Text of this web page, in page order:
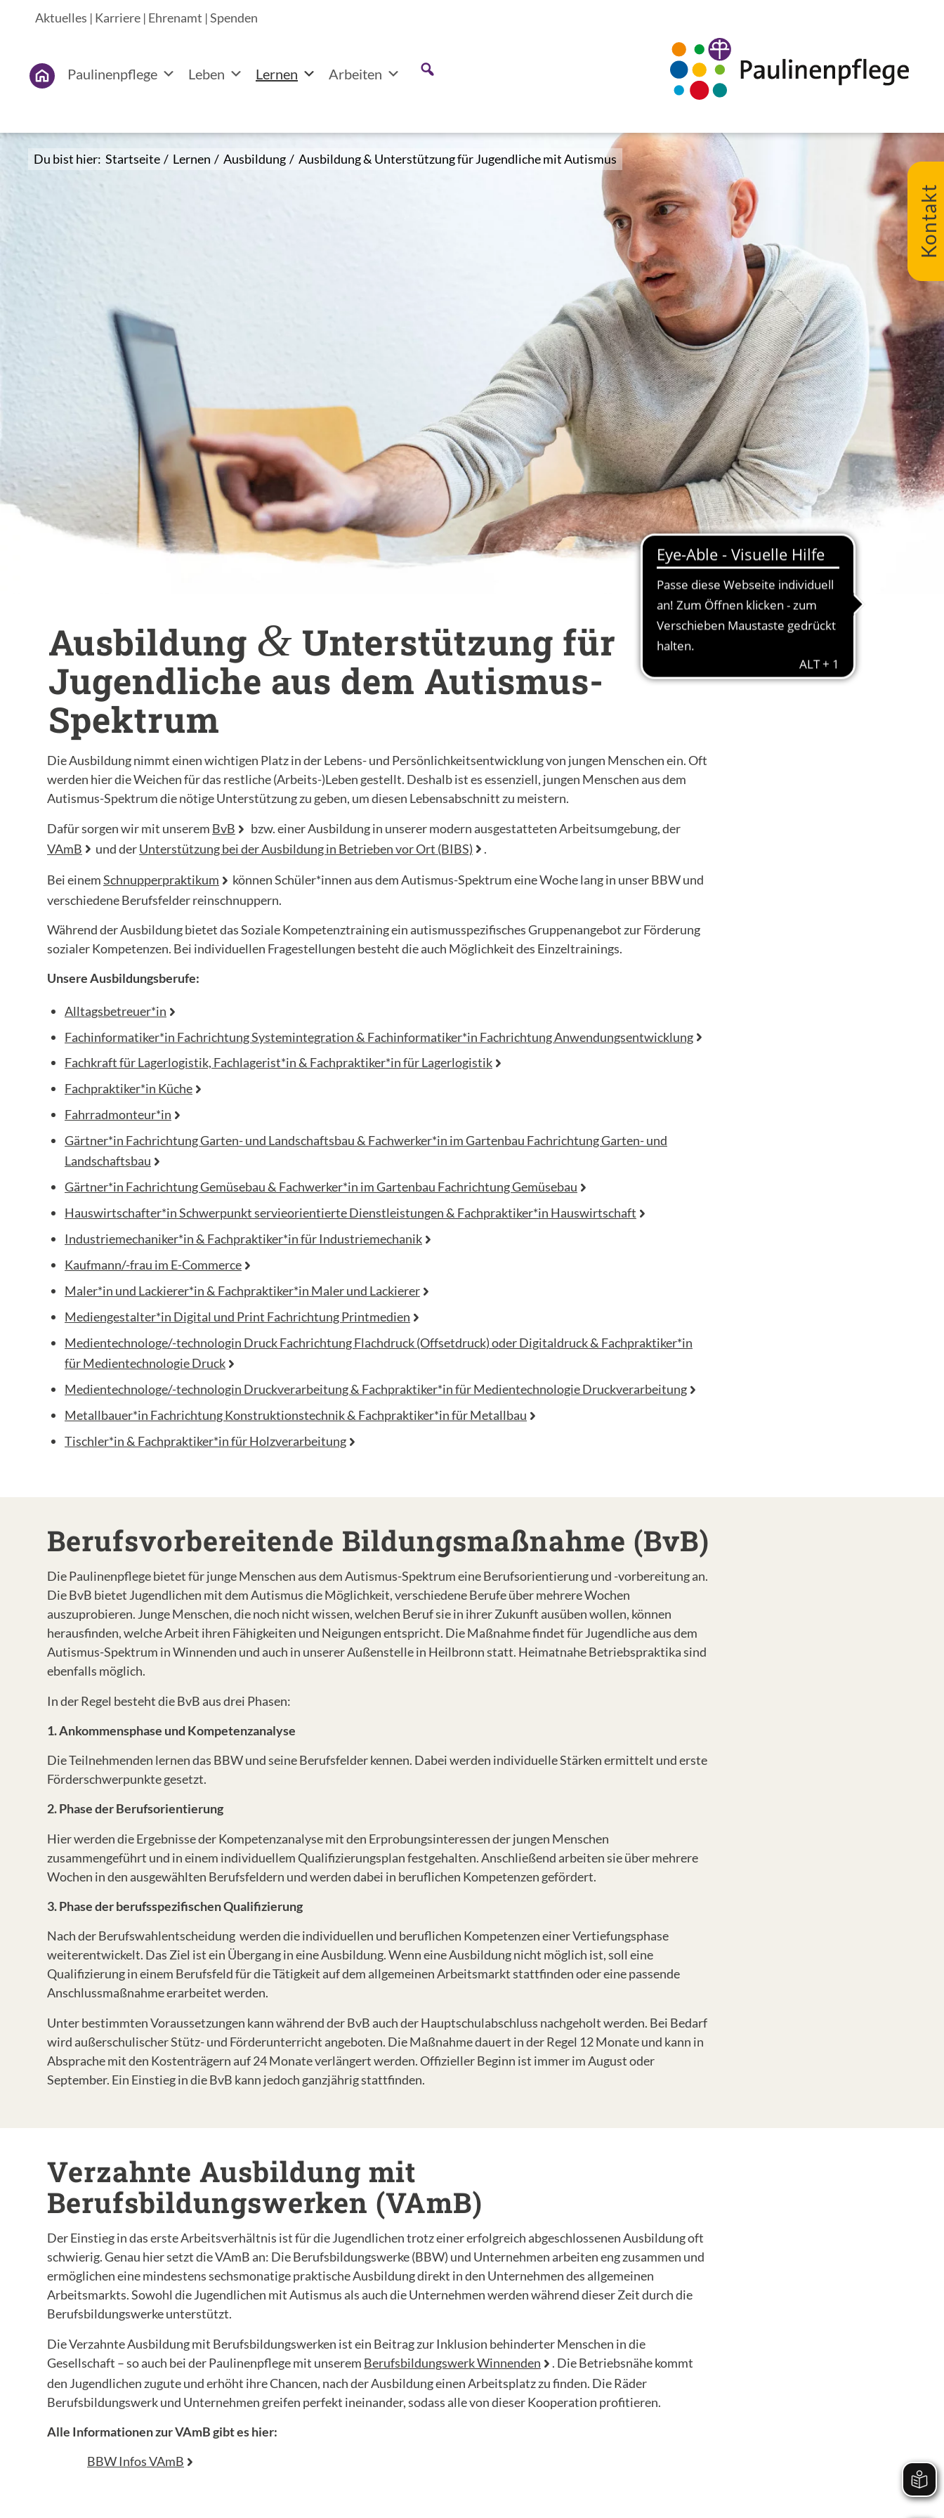
Aktuelles | Karriere | Ehrenamt |Spenden
Paulinenpflege Leben Lernen Arbeiten
Du bist hier: Startseite / Lernen / Ausbildung / Ausbildung & Unterstützung für Jugendliche mit Autismus
Ausbildung & Unterstützung für
Jugendliche aus dem Autismus-
Spektrum
Die Ausbildung nimmt einen wichtigen Platz in der Lebens- und Persönlichkeitsentwicklung von jungen Menschen ein. Oft
werden hier die Weichen für das restliche (Arbeits-)Leben gestellt. Deshalb ist es essenziell, jungen Menschen aus dem
Autismus-Spektrum die nötige Unterstützung zu geben, um diesen Lebensabschnitt zu meistern.
Dafür sorgen wir mit unserem BvB
bzw. einer Ausbildung in unserer modern ausgestatteten Arbeitsumgebung, der
VAmB
und derUnterstützung bei der Ausbildung in Betrieben vor Ort (BIBS) .
Bei einemSchnupperpraktikum
können Schüler*innen aus dem Autismus-Spektrum eine Woche lang in unser BBW und
verschiedene Berufsfelder reinschnuppern.
Während der Ausbildung bietet das Soziale Kompetenztraining ein autismusspezifisches Gruppenangebot zur Förderung
sozialer Kompetenzen. Bei individuellen Fragestellungen besteht die auch Möglichkeit des Einzeltrainings.
Unsere Ausbildungsberufe:
Alltagsbetreuer*in
Fachinformatiker*in Fachrichtung Systemintegration & Fachinformatiker*in Fachrichtung Anwendungsentwicklung
Fachkraft für Lagerlogistik, Fachlagerist*in & Fachpraktiker*in für Lagerlogistik
Fachpraktiker*in Küche
Fahrradmonteur*in
Gärtner*in Fachrichtung Garten- und Landschaftsbau & Fachwerker*in im Gartenbau Fachrichtung Garten- und
Landschaftsbau
Gärtner*in Fachrichtung Gemüsebau & Fachwerker*in im Gartenbau Fachrichtung Gemüsebau
Hauswirtschafter*in Schwerpunkt servieorientierte Dienstleistungen & Fachpraktiker*in Hauswirtschaft
Industriemechaniker*in & Fachpraktiker*in für Industriemechanik
Kaufmann/-frau im E-Commerce
Maler*in und Lackierer*in & Fachpraktiker*in Maler und Lackierer
Mediengestalter*in Digital und Print Fachrichtung Printmedien
Medientechnologe/-technologin Druck Fachrichtung Flachdruck (Offsetdruck) oder Digitaldruck & Fachpraktiker*in
für Medientechnologie Druck
Medientechnologe/-technologin Druckverarbeitung & Fachpraktiker*in für Medientechnologie Druckverarbeitung
Metallbauer*in Fachrichtung Konstruktionstechnik & Fachpraktiker*in für Metallbau
Tischler*in & Fachpraktiker*in für Holzverarbeitung
Berufsvorbereitende Bildungsmaßnahme (BvB)
Die Paulinenpflege bietet für junge Menschen aus dem Autismus-Spektrum eine Berufsorientierung und -vorbereitung an.
Die BvB bietet Jugendlichen mit dem Autismus die Möglichkeit, verschiedene Berufe über mehrere Wochen
auszuprobieren. Junge Menschen, die noch nicht wissen, welchen Beruf sie in ihrer Zukunft ausüben wollen, können
herausfinden, welche Arbeit ihren Fähigkeiten und Neigungen entspricht. Die Maßnahme findet für Jugendliche aus dem
Autismus-Spektrum in Winnenden und auch in unserer Außenstelle in Heilbronn statt. Heimatnahe Betriebspraktika sind
ebenfalls möglich.
In der Regel besteht die BvB aus drei Phasen:
1. Ankommensphase und Kompetenzanalyse
Die Teilnehmenden lernen das BBW und seine Berufsfelder kennen. Dabei werden individuelle Stärken ermittelt und erste
Förderschwerpunkte gesetzt.
2. Phase der Berufsorientierung
Hier werden die Ergebnisse der Kompetenzanalyse mit den Erprobungsinteressen der jungen Menschen
zusammengeführt und in einem individuellem Qualifizierungsplan festgehalten. Anschließend arbeiten sie über mehrere
Wochen in den ausgewählten Berufsfeldern und werden dabei in beruflichen Kompetenzen gefördert.
3. Phase der berufsspezifischen Qualifizierung
Nach der Berufswahlentscheidung werden die individuellen und beruflichen Kompetenzen einer Vertiefungsphase
weiterentwickelt. Das Ziel ist ein Übergang in eine Ausbildung. Wenn eine Ausbildung nicht möglich ist, soll eine
Qualifizierung in einem Berufsfeld für die Tätigkeit auf dem allgemeinen Arbeitsmarkt stattfinden oder eine passende
Anschlussmaßnahme erarbeitet werden.
Unter bestimmten Voraussetzungen kann während der BvB auch der Hauptschulabschluss nachgeholt werden. Bei Bedarf
wird außerschulischer Stütz- und Förderunterricht angeboten. Die Maßnahme dauert in der Regel 12 Monate und kann in
Absprache mit den Kostenträgern auf 24 Monate verlängert werden. Offizieller Beginn ist immer im August oder
September. Ein Einstieg in die BvB kann jedoch ganzjährig stattfinden.
Verzahnte Ausbildung mit
Berufsbildungswerken (VAmB)
Der Einstieg in das erste Arbeitsverhältnis ist für die Jugendlichen trotz einer erfolgreich abgeschlossenen Ausbildung oft
schwierig. Genau hier setzt die VAmB an: Die Berufsbildungswerke (BBW) und Unternehmen arbeiten eng zusammen und
ermöglichen eine mindestens sechsmonatige praktische Ausbildung direkt in den Unternehmen des allgemeinen
Arbeitsmarkts. Sowohl die Jugendlichen mit Autismus als auch die Unternehmen werden während dieser Zeit durch die
Berufsbildungswerke unterstützt.
Die Verzahnte Ausbildung mit Berufsbildungswerken ist ein Beitrag zur Inklusion behinderter Menschen in die
Gesellschaft – so auch bei der Paulinenpflege mit unserem Berufsbildungswerk Winnenden
. Die Betriebsnähe kommt
den Jugendlichen zugute und erhöht ihre Chancen, nach der Ausbildung einen Arbeitsplatz zu finden. Die Räder
Berufsbildungswerk und Unternehmen greifen perfekt ineinander, sodass alle von dieser Kooperation profitieren.
Alle Informationen zur VAmB gibt es hier:
BBW Infos VAmB
Kontakt